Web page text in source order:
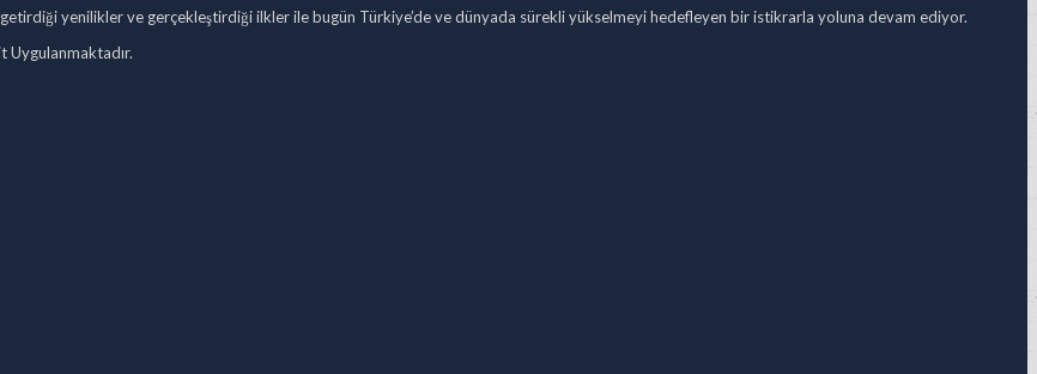
yenilikler ve gerçekleştirdiği ilkler ile bugün Türkiye’de ve dünyada sürekli yükselmeyi hedefleyen bir istikrarla yoluna devam ediyor.
Uygulanmaktadır.